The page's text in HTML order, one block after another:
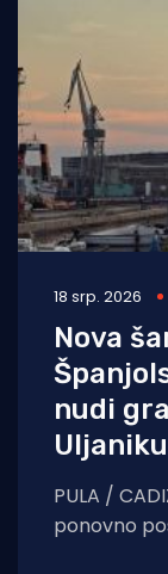
18 srp. 2026
Nova
nudi
Uljaniku
PULA /
ponovno